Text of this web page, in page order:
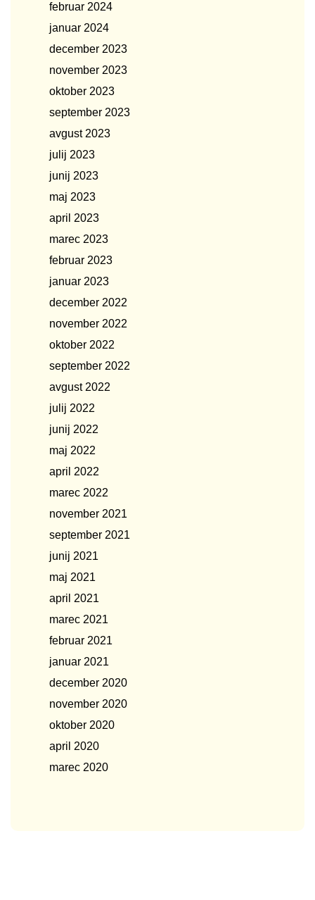
februar 2024
januar 2024
december 2023
november 2023
oktober 2023
september 2023
avgust 2023
julij 2023
junij 2023
maj 2023
april 2023
marec 2023
februar 2023
januar 2023
december 2022
november 2022
oktober 2022
september 2022
avgust 2022
julij 2022
junij 2022
maj 2022
april 2022
marec 2022
november 2021
september 2021
junij 2021
maj 2021
april 2021
marec 2021
februar 2021
januar 2021
december 2020
november 2020
oktober 2020
april 2020
marec 2020